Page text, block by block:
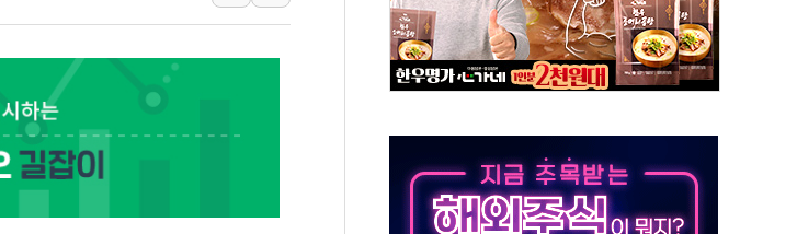
특정 정치인 측근 포항시 정책특보 내정설...포항시 '시끌'
李 "해남 태양광, 대한민국 다음 100년 밑거름…수도권 집중 완화 전환점"
李 대통령, '6시간 마라톤 부동산 2차 회의' 주재… "전폭적 공급 확대·속도전 총력"
트럼프, 中 겨냥 폴리실리콘 관세 15% 부과…美 태양광주 급등
[사진] 빈살만과 에르도안의 만남
이란와이어 "이란 최고지도자 위독…곧 사망해도 놀랍지 않아"
남동발전, 해남군에 국내 최대 규모 400MW 태양광 착공…여의도 1.6배 규모